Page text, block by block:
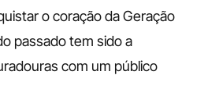
o coração da Geração
passado tem sido a
com um público